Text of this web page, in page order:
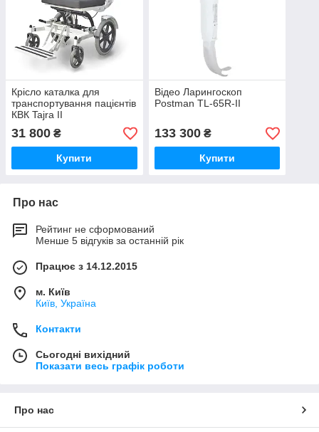
Крісло каталка для
транспортування пацієнтів
КВК Tajra II
31 800 ₴
Купити
Відео Ларингоскоп
Postman TL-65R-II
133 300₴
Купити
Про нас
Рейтинг не сформований
Менше 5 відгуків за останній рік
Працює з 14.12.2015
м. Київ
Київ, Україна
Контакти
Сьогодні вихідний
Показати весь графік роботи
Про нас